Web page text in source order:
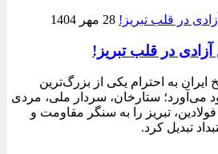
28 مهر 1404
در قلب تبریز!
ایران به احترام یکی از بزرگ‌ترین
می‌آورد؛ ستارخان، سردار ملی، مردی
تبریز را به سنگر مقاومت و
تبدیل کرد.